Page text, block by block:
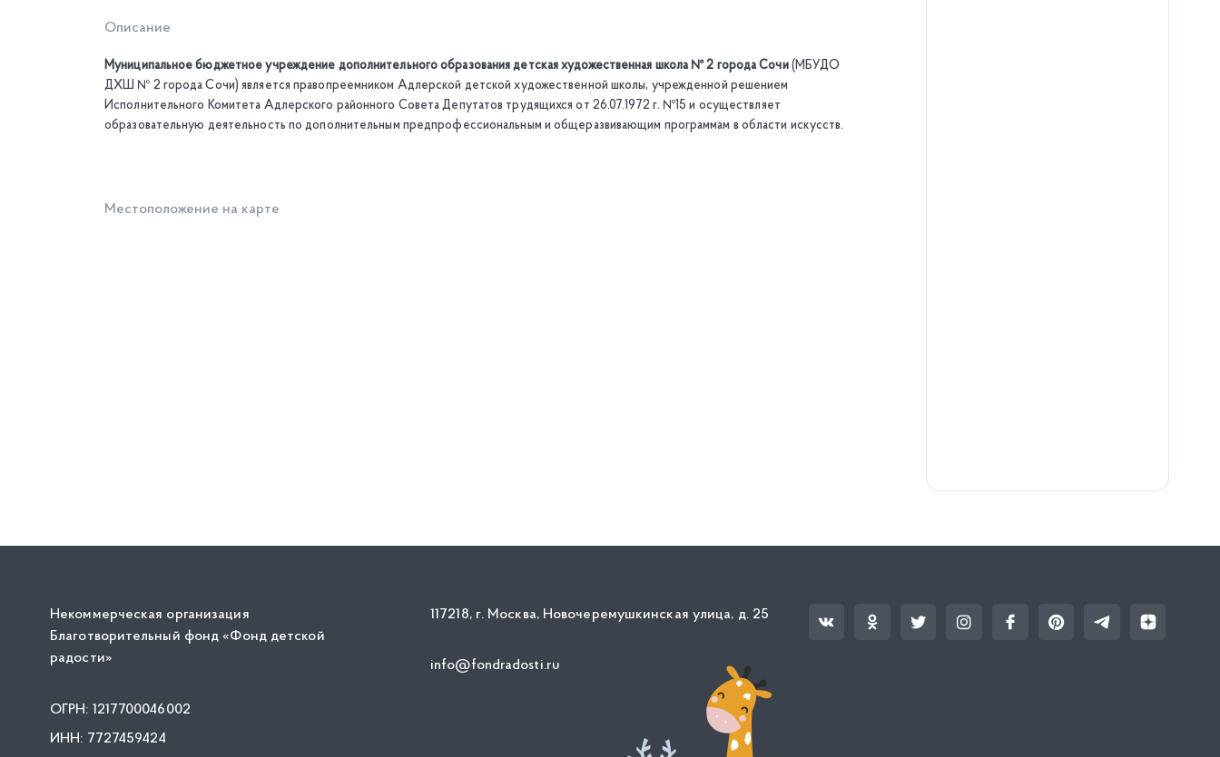
Описание
Муниципальное бюджетное учреждение дополнительного образования детская художественная школа № 2 города Сочи(МБУДО
ДХШ № 2 города Сочи) является правопреемником Адлерской детской художественной школы, учрежденной решением
Исполнительного Комитета Адлерского районного Совета Депутатов трудящихся от 26.07.1972 г. №15 и осуществляет
образовательную деятельность по дополнительным предпрофессиональным и общеразвивающим программам в области искусств.
Местоположение на карте
Некоммерческая организация
Благотворительный фонд «Фонд детской
радости»
ОГРН: 1217700046002
ИНН: 7727459424
117218, г. Москва, Новочеремушкинская улица, д. 25
info@fondradosti.ru